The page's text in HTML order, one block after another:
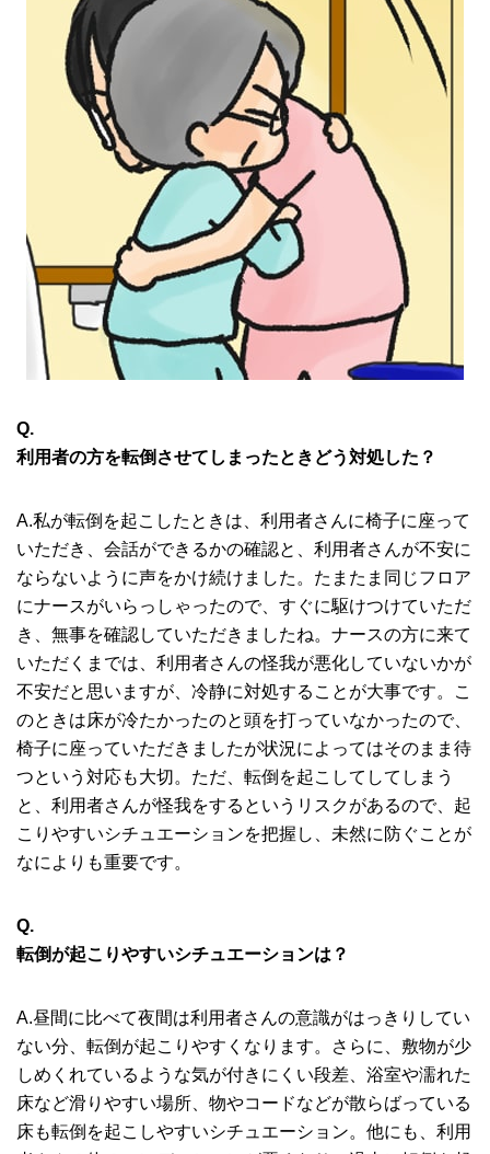
Q.
利用者の方を転倒させてしまったときどう対処した？
A.私が転倒を起こしたときは、利用者さんに椅子に座って
いただき、会話ができるかの確認と、利用者さんが不安に
ならないように声をかけ続けました。たまたま同じフロア
にナースがいらっしゃったので、すぐに駆けつけていただ
き、無事を確認していただきましたね。ナースの方に来て
いただくまでは、利用者さんの怪我が悪化していないかが
不安だと思いますが、冷静に対処することが大事です。こ
のときは床が冷たかったのと頭を打っていなかったので、
椅子に座っていただきましたが状況によってはそのまま待
つという対応も大切。ただ、転倒を起こしてしてしまう
と、利用者さんが怪我をするというリスクがあるので、起
こりやすいシチュエーションを把握し、未然に防ぐことが
なによりも重要です。
Q.
転倒が起こりやすいシチュエーションは？
A.昼間に比べて夜間は利用者さんの意識がはっきりしてい
ない分、転倒が起こりやすくなります。さらに、敷物が少
しめくれているような気が付きにくい段差、浴室や濡れた
床など滑りやすい場所、物やコードなどが散らばっている
床も転倒を起こしやすいシチュエーション。他にも、利用